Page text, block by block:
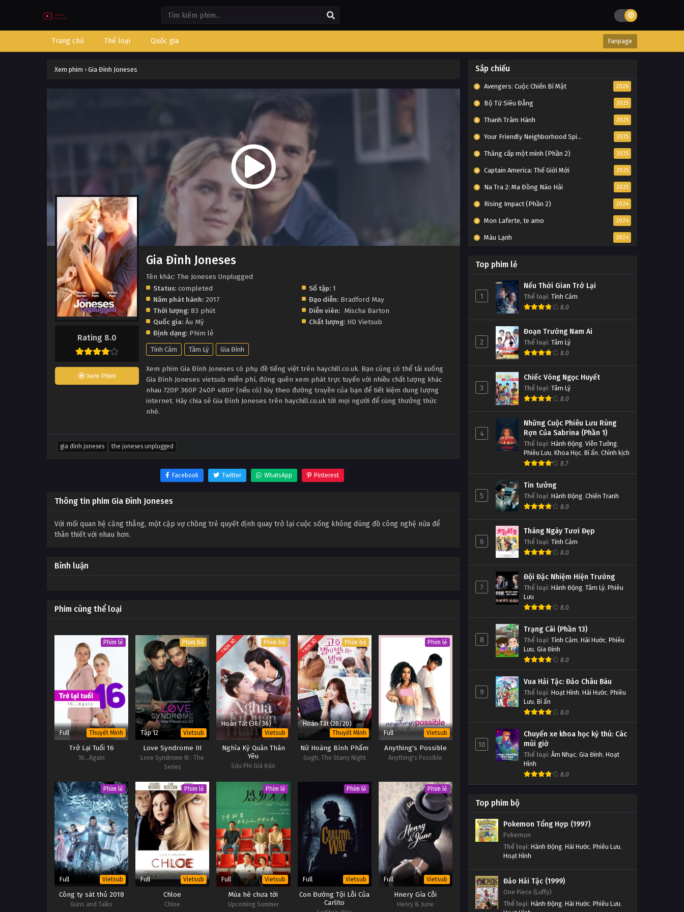
Trang chủ Thể loại Quốc gia Fanpage
Xem phim › Gia Đình Joneses
Rating 8.0
Xem Phim
Gia Đình Joneses
Tên khác: The Joneses Unplugged
Status: completed
Năm phát hành: 2017
Thời lượng: 83 phút
Quốc gia: Âu Mỹ
Định dạng: Phim lẻ
Số tập:1
Đạo diễn: Bradford May
Diễn viên: Mischa Barton
Chất lượng: HD Vietsub
Tình Cảm Tâm Lý Gia Đình
Xem phim Gia Đình Joneses có phụ đề tiếng việt trên haychill.co.uk. Bạn cũng có thể tải xuống
Gia Đình Joneses vietsub miễn phí, đừng quên xem phát trực tuyến với nhiều chất lượng khác
nhau 720P 360P 240P 480P (nếu có) tùy theo đường truyền của bạn để tiết kiệm dung lượng
internet. Hãy chia sẻ Gia Đình Joneses trên haychill.co.uk tới mọi người để cùng thưởng thức
nhé.
gia đình joneses the joneses unplugged
Facebook Twitter WhatsApp Pinterest
Thông tin phim Gia Đình Joneses
Với mối quan hệ căng thẳng, một cặp vợ chồng trẻ quyết định quay trở lại cuộc sống không dùng đồ công nghệ nữa để
thân thiết với nhau hơn.
Bình luận
Phim cùng thể loại
Phim lẻ
Full Thuyết Minh
Trở Lại Tuổi 16
16…Again
Phim bộ
Tập 12 Vietsub
Love Syndrome III
Love Syndrome III : The
Series
TRỌN BỘ Phim bộ
Hoàn Tất (36/36)
Vietsub
Nghĩa Kỳ Quân Thân
Yêu
Sửu Phi Giá Đáo
TRỌN BỘ Phim bộ
Hoàn Tất (20/20)
Thuyết Minh
Nữ Hoàng Bình Phẩm
Gogh, The Starry Night
Phim lẻ
Full Vietsub
Anything's Possible
Anything's Possible
Phim lẻ
Full Vietsub
Công ty sát thủ 2018
Guns and Talks
Phim lẻ
Full Vietsub
Chloe
Chloe
Phim lẻ
Full Vietsub
Mùa hè chưa tới
Upcoming Summer
Phim lẻ
Full Vietsub
Con Đường Tội Lỗi Của
Carlito
Phim lẻ
Full Vietsub
Hnery Gìa Cỗi
Henry & June
Sắp chiếu
Avengers: Cuộc Chiến Bí Mật 2026
Bộ Tứ Siêu Đẳng 2025
Thanh Trâm Hành 2025
Your Friendly Neighborhood Spider-Man 2025
Thăng cấp một mình (Phần 2) 2025
Captain America: Thế Giới Mới 2025
Na Tra 2: Ma Đồng Náo Hải 2025
Rising Impact (Phần 2) 2024
Mon Laferte, te amo 2024
Máu Lạnh 2024
Top phim lẻ
1
Nếu Thời Gian Trở Lại
Thể loại: Tình Cảm
8.0
2
Đoạn Trường Nam Ai
Thể loại: Tâm Lý
8.0
3
Chiếc Vòng Ngọc Huyết
Thể loại: Tâm Lý
8.0
4
Những Cuộc Phiêu Lưu Rùng
Rợn Của Sabrina (Phần 1)
Thể loại: Hành Động, Viễn Tưởng,
Phiêu Lưu, Khoa Học, Bí ẩn, Chính kịch
8.7
5
Tin tưởng
Thể loại: Hành Động, Chiến Tranh
8.0
6
Tháng Ngày Tươi Đẹp
Thể loại: Tình Cảm
8.0
7
Đội Đặc Nhiệm Hiện Trường
Thể loại: Hành Động, Tâm Lý, Phiêu
Lưu
8.0
8
Trạng Cãi (Phần 13)
Thể loại: Tình Cảm, Hài Hước, Phiêu
Lưu, Gia Đình
8.0
9
Vua Hải Tặc: Đảo Châu Báu
Thể loại: Hoạt Hình, Hài Hước, Phiêu
Lưu, Bí ẩn
8.0
10
Chuyến xe khoa học kỳ thú: Các
múi giờ
Thể loại: Âm Nhạc, Gia Đình, Hoạt
Hình
8.0
Top phim bộ
Pokemon Tổng Hợp (1997)
Pokemon
Thể loại: Hành Động, Hài Hước, Phiêu Lưu,
Hoạt Hình
Đảo Hải Tặc (1999)
One Piece (Luffy)
Thể loại: Hành Động, Hài Hước, Phiêu Lưu,